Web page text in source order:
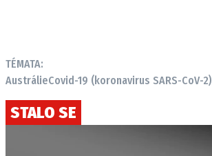
TÉMATA:
AustrálieCovid-19 (koronavirus SARS-CoV-2)
STALO SE